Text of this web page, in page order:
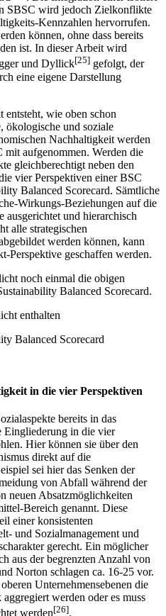
SBSC wird jedoch Zielkonflikte
Kennzahlen hervorrufen.
können, ohne dass bereits
ist. In dieser Arbeit wird
und Dyllick[25] gefolgt, der
eine eigene Darstellung
entsteht, wie oben schon
ökologische und soziale
Nachhaltigkeit werden
aufgenommen. Werden die
gleichberechtigt neben den
vier Perspektiven einer BSC
Balanced Scorecard. Sämtliche
Wirkungs-Beziehungen auf die
ausgerichtet und hierarchisch
alle strategischen
werden können, kann
Perspektive geschaffen werden.
noch einmal die obigen
Balanced Scorecard.
enthalten
Balanced Scorecard
in die vier Perspektiven
bereits in das
Eingliederung in die vier
Hier können sie über den
direkt auf die
sei hier das Senken der
von Abfall während der
neuen Absatzmöglichkeiten
Bereich genannt. Diese
einer konsistenten
und Sozialmanagement und
gerecht. Ein möglicher
aus der begrenzten Anzahl von
Norton schlagen ca. 16-25 vor.
Unternehmensebenen die
werden oder es muss
werden[26].